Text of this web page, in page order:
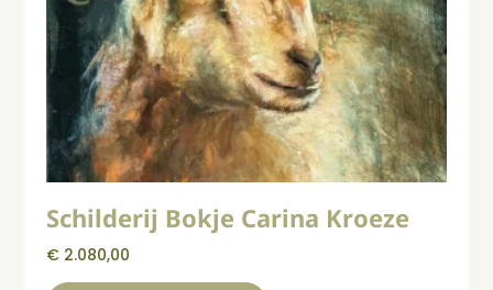
Schilderij Bokje Carina Kroeze
€ 2.080,00